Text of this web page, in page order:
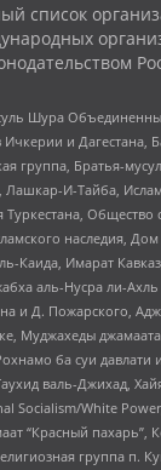
список
Шура
и Дагестана,
группа, Братья-
Лашкар-И-Тайба,
Туркестана,
наследия,
Каида, Имарат
аль-Нусра ли-
и Д. Пожарского,
Муджахеды
ба суи давлати
валь-Джихад,
Socialism/White
“Красный пахарь”,
группа п.